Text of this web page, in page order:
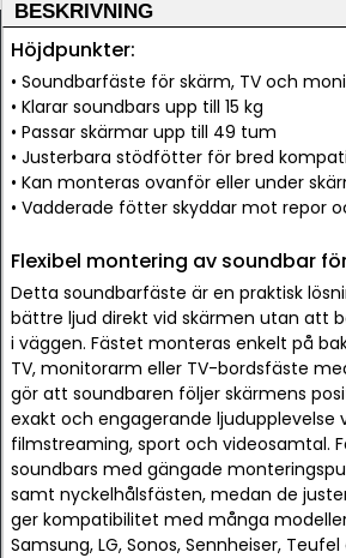
BESKRIVNING
Höjdpunkter:
• Soundbarfäste för skärm, TV och
• Klarar soundbars upp till 15 kg
• Passar skärmar upp till 49 tum
• Justerbara stödfötter för bred
• Kan monteras ovanför eller under
• Vadderade fötter skyddar mot repor
Flexibel montering av soundbar
Detta soundbarfäste är en praktisk
bättre ljud direkt vid skärmen utan att
i väggen. Fästet monteras enkelt på
TV, monitorarm eller TV-bordsfäste
gör att soundbaren följer skärmens
exakt och engagerande ljudupplevelse
filmstreaming, sport och videosamtal.
soundbars med gängade
samt nyckelhålsfästen, medan de
ger kompatibilitet med många
Samsung, LG, Sonos, Sennheiser, Teufel